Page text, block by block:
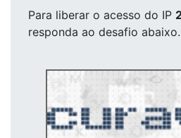
Para liberar o acesso do IP
responda ao desafio abaixo.